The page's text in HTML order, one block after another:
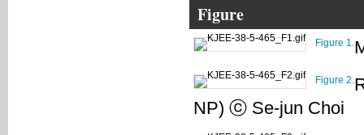
Figure
Figure 1.
Figure 2.
NP) ⓒ Se-jun Choi